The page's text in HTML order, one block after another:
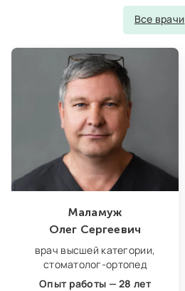
Все врачи
Маламуж
Олег Сергеевич
врач высшей категории,
стоматолог‑ортопед
Опыт работы — 28 лет